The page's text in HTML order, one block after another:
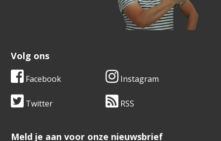
Volg ons
Facebook Instagram
Twitter RSS
​​​​​​​Meld je aan voor onze nieuwsbrief